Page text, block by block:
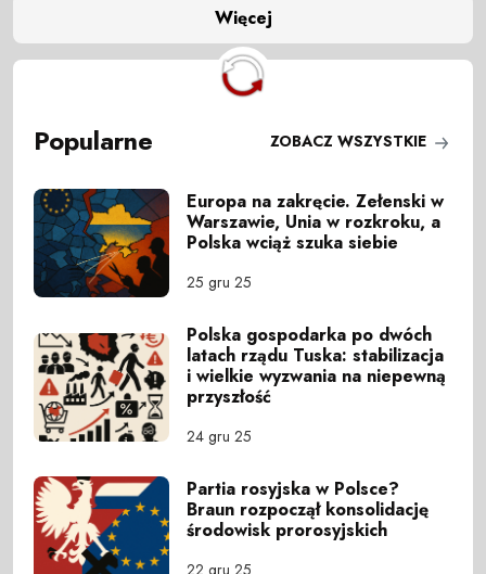
Więcej
Popularne ZOBACZ WSZYSTKIE
Europa na zakręcie. Zełenski w
Warszawie, Unia w rozkroku, a
Polska wciąż szuka siebie
25 gru 25
Polska gospodarka po dwóch
latach rządu Tuska: stabilizacja
i wielkie wyzwania na niepewną
przyszłość
24 gru 25
Partia rosyjska w Polsce?
Braun rozpoczął konsolidację
środowisk prorosyjskich